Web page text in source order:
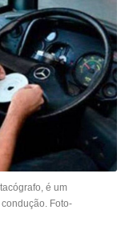
é um
Foto-